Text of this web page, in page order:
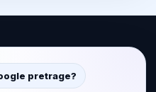
pretrage?